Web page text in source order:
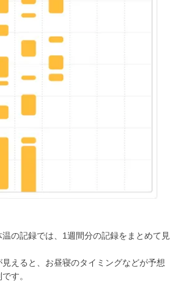
の記録では、1週間分の記録をまとめて見
えると、お昼寝のタイミングなどが予想
す。